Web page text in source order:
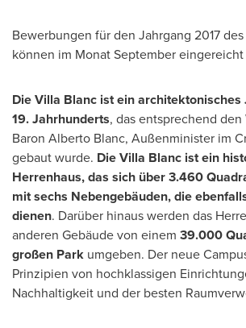
Bewerbungen für den Jahrgang 2017 des
können im Monat September
Die Villa Blanc ist ein architektonisches
19.Jahrhunderts, das entsprechend
Baron Alberto Blanc, Außenminister im
gebaut wurde. Die Villa Blanc ist ein
Herrenhaus, das sich über 3.460
mit sechs Nebengebäuden, die
dienen. Darüber hinaus werden das
anderen Gebäude von einem 39.000
großen Park umgeben. Der neue
Prinzipien von hochklassigen
Nachhaltigkeit und der besten